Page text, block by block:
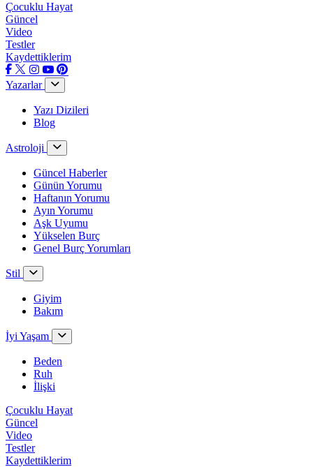
Çocuklu Hayat
Güncel
Video
Testler
Kaydettiklerim
Yazarlar
Yazı Dizileri
Blog
Astroloji
Güncel Haberler
Günün Yorumu
Haftanın Yorumu
Ayın Yorumu
Aşk Uyumu
Yükselen Burç
Genel Burç Yorumları
Stil
Giyim
Bakım
İyi Yaşam
Beden
Ruh
İlişki
Çocuklu Hayat
Güncel
Video
Testler
Kaydettiklerim